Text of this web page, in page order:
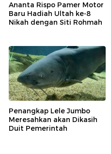
Ananta Rispo Pamer Motor
Baru Hadiah Ultah ke-8
Nikah dengan Siti Rohmah
Penangkap Lele Jumbo
Meresahkan akan Dikasih
Duit Pemerintah